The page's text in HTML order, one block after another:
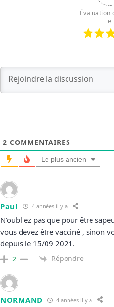
Évaluation
e
2 COMMENTAIRES
Le plus ancien
Paul 4 années il y a
N’oubliez pas que pour être
vous devez être vacciné , sinon
depuis le 15/09 2021.
2 Répondre
NORMAND 4 années il y a